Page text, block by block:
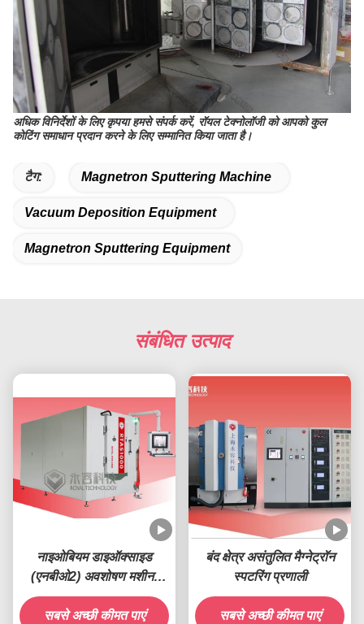
अधिक विनिर्देशों के लिए कृपया हमसे संपर्क करें, रॉयल टेक्नोलॉजी को आपको कुल
कोटिंग समाधान प्रदान करने के लिए सम्मानित किया जाता है।
टैग: Magnetron Sputtering Machine
Vacuum Deposition Equipment
Magnetron Sputtering Equipment
संबंधित उत्पाद
नाइओबियम डाइऑक्साइड
(एनबीओ2) अवशोषण मशीन-
आरटीएसपी1000-एनबी
सबसे अच्छी कीमत पाएं
बंद क्षेत्र असंतुलित मैग्नेट्रॉन
स्पटरिंग प्रणाली
सबसे अच्छी कीमत पाएं